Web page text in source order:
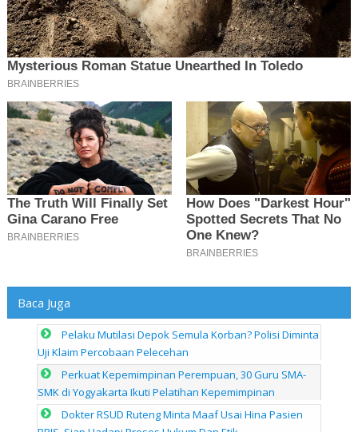
Baca Juga
Pelaku Mutilasi Depok Semula Korban? Polisi Diminta
Uji Klaim Percobaan Pelecehan
Perkuat Kepemimpinan Perempuan, 30 Guru SMA-
SMK di Yogyakarta Ikuti Pelatihan Kepemimpinan
Dokter RSUD Ruteng Minta Maaf Usai Hina Pasien